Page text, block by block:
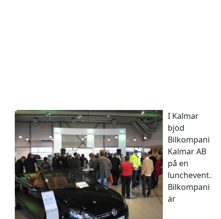
I Kalmar
bjöd
Bilkompani
Kalmar AB
på en
lunchevent.
Bilkompani
är